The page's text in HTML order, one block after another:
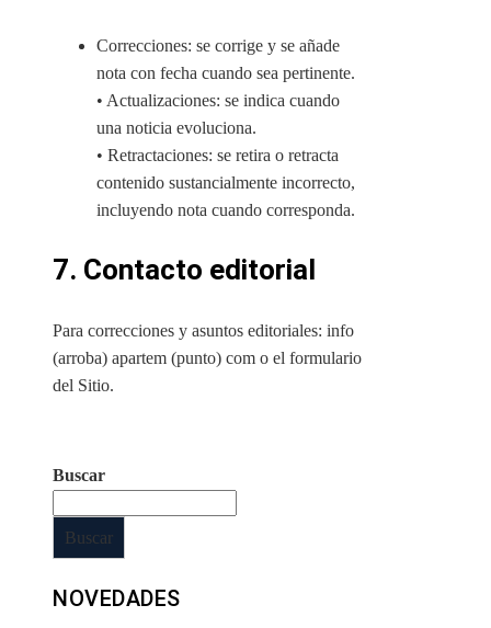
Correcciones: se corrige y se añade
nota con fecha cuando sea pertinente.
• Actualizaciones: se indica cuando
una noticia evoluciona.
• Retractaciones: se retira o retracta
contenido sustancialmente incorrecto,
incluyendo nota cuando corresponda.
7. Contacto editorial
Para correcciones y asuntos editoriales: info
(arroba) apartem (punto) com o el formulario
del Sitio.
Buscar
Buscar
NOVEDADES